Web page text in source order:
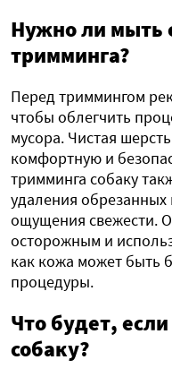
Нужно ли мыть
тримминга?
Перед триммингом
чтобы облегчить
мусора. Чистая
комфортную и
тримминга собаку
удаления
ощущения свежести.
осторожным и
как кожа может быть
процедуры.
Что будет,
собаку?